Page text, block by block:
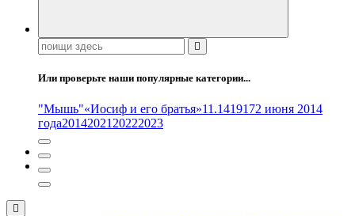
Поиск:
Или проверьте наши популярные категории...
"Мышь"«Иосиф и его братья»11.1419172 июня 2014
года20142021 20222023